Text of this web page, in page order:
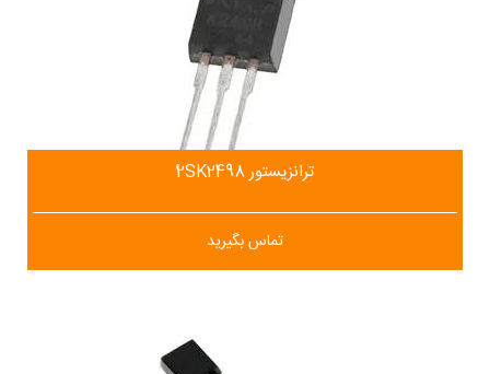
ترانزیستور 2ُSK2498
تماس بگیرید